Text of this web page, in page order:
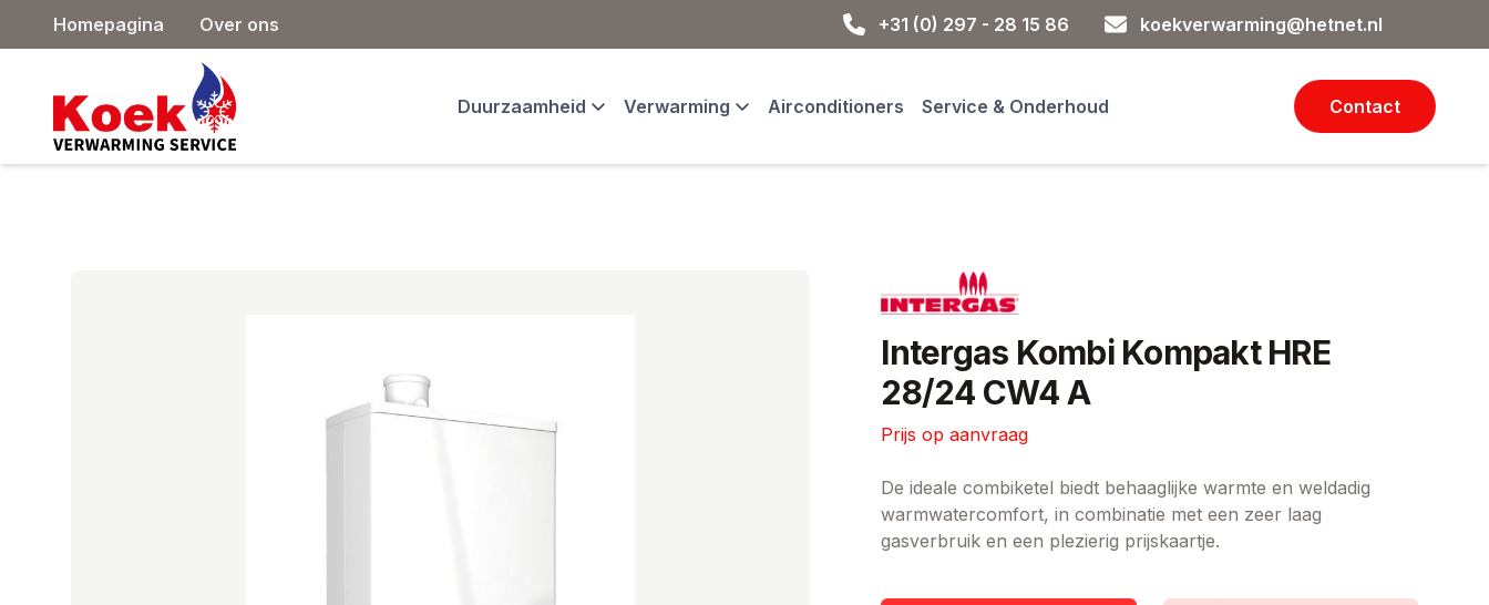
Homepagina Over ons +31 (0) 297 - 28 15 86 koekverwarming@hetnet.nl
Duurzaamheid Verwarming Airconditioners Service & Onderhoud Contact
Intergas Kombi Kompakt HRE
28/24 CW4 A
Prijs op aanvraag
De ideale combiketel biedt behaaglijke warmte en weldadig
warmwatercomfort, in combinatie met een zeer laag
gasverbruik en een plezierig prijskaartje.